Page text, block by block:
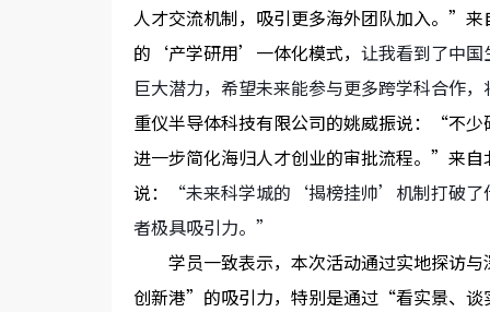
人才交流机制，吸引更多海外团队加入。 ” 来
的 ‘产学研用’ 一体化模式， 让我看到了中国
巨大潜力，希望未来能参与更多跨学科合作
重仪半导体科技有限公司的姚威振说：
“不少
进一步简化海归人才创业的审批流程。 ” 来自
说：
“未来科学城的 ‘揭榜挂帅’ 机制打破
者极具吸引力。 ”
学员一致表示， 本次活动通过实地探访
创新港” 的吸引力，特别是通过“看实景、谈